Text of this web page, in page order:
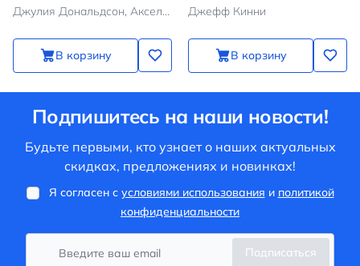
Джулия Дональдсон, Аксель Шеффлер
В корзину
Джефф Кинни
В корзину
Подпишитесь на наши новости!
Будьте первыми, кто узнает о наших актуальных
скидках, предложениях и новинках!
Я согласен с условиями использования и политикой
конфиденциальности
Подписаться